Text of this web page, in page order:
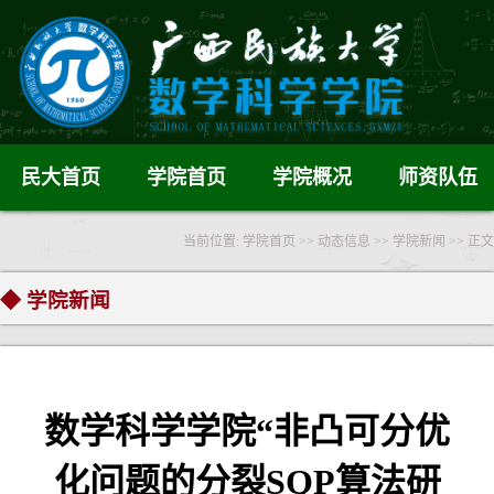
民大首页 学院首页 学院概况 师资队伍
当前位置: 学院首页 >> 动态信息 >> 学院新闻 >> 正文
◆ 学院新闻
数学科学学院“非凸可分优
化问题的分裂SQP算法研